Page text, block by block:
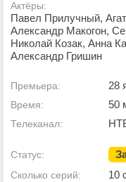
Актёры:
Павел Прилучный,
Александр Макогон,
Николай Козак, Анна
Александр Гришин
Премьера: 28
Время: 50
Телеканал:
Статус:
Сколько серий: 10